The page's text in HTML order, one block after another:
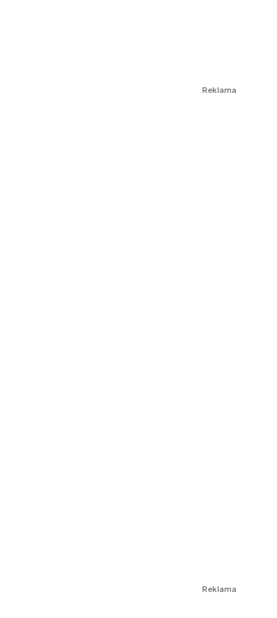
Reklama
Reklama